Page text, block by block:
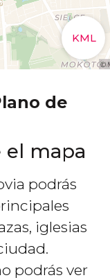
de
mapa
podrás
iglesias
podrás ver